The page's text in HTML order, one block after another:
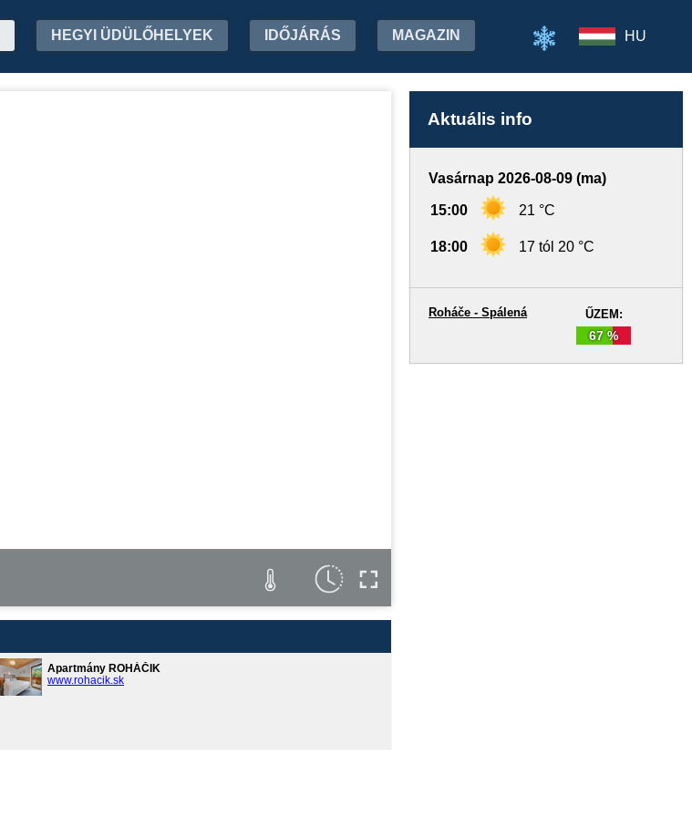
HEGYI ÜDÜLŐHELYEK IDŐJÁRÁS MAGAZIN HU
Apartmány ROHÁČIK
www.rohacik.sk
Aktuális info
Vasárnap 2026-08-09 (ma)
15:00 21 °C
18:00 17 tól 20 °C
ŰZEM:
67 %
Roháče - Spálená